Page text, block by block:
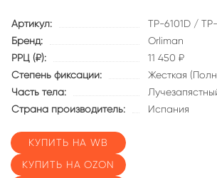
Артикул:
TP-6101D / TP-
Бренд:
Orliman
РРЦ (₽):
11 450 ₽
Степень фиксации:
Жесткая
Часть тела:
Страна производитель:
Испания
КУПИТЬ НА WB
КУПИТЬ НА OZON